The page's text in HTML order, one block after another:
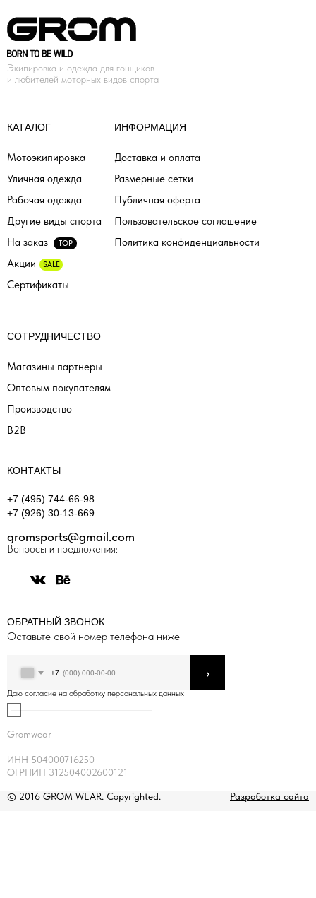
КАТАЛОГ
Мотоэкипировка
Уличная одежда
Рабочая одежда
На заказ TOP
ИНФОРМАЦИЯ
Доставка и оплата
Производство
Размерные сетки
Публичная оферта
Пользовательское соглашение
СОТРУДНИЧЕСТВО
Магазины партнеры
Оптовым покупателям
Акции SALE
КОНТАКТЫ
+7 (495) 744-66-98
+7 (926) 30-13-669
gromsports@gmail.com
Gromwear
ИНН 504000716250
ОГРНИП 312504002600121
© 2016 GROM WEAR. Copyrighted. Разработка сайта
Вопросы и предложения:
Экипировка и одежда для гонщиков
и любителей моторных видов спорта
ОБРАТНЫЙ ЗВОНОК
Оставьте свой номер телефона ниже
+7
Даю согласие на обработку персональных данных
›
Политика конфиденциальности
Сертификаты
Другие виды спорта
B2B